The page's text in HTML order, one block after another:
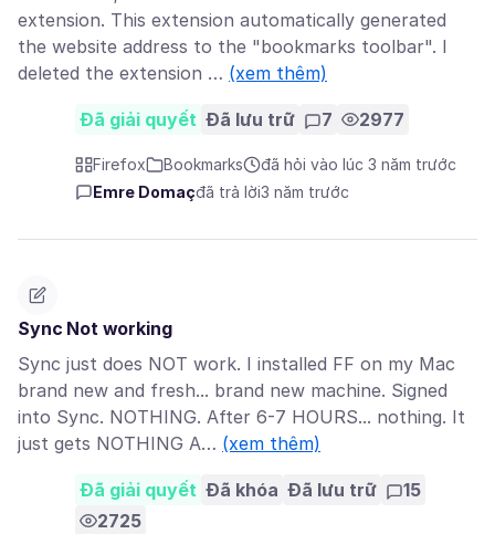
extension. This extension automatically generated
the website address to the "bookmarks toolbar". I
deleted the extension … (xem thêm)
Đã giải quyết Đã lưu trữ 7 2977
Firefox Bookmarks
đã hỏi vào lúc 3 năm trước
Emre Domaçđã trả lời3 năm trước
Sync Not working
Sync just does NOT work. I installed FF on my Mac
brand new and fresh... brand new machine. Signed
into Sync. NOTHING. After 6-7 HOURS... nothing. It
just gets NOTHING A… (xem thêm)
Đã giải quyết Đã khóa Đã lưu trữ
15
2725